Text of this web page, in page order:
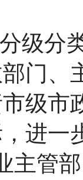
级
门、
级市
进一
主管